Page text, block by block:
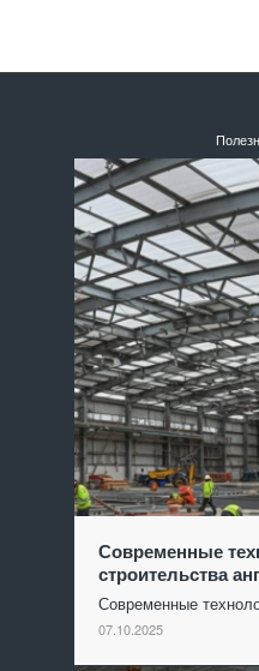
Современные
строительства
Современные
07.10.2025